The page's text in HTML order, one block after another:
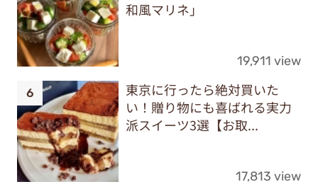
和風マリネ」
19,911 view
東京に行ったら絶対買いた
い！贈り物にも喜ばれる実力
派スイーツ3選【お取...
17,813 view